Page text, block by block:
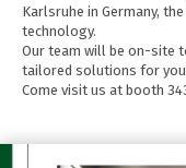
Karlsruhe in Germany,
technology.
Our team will be on-site
tailored solutions for
Come visit us at booth